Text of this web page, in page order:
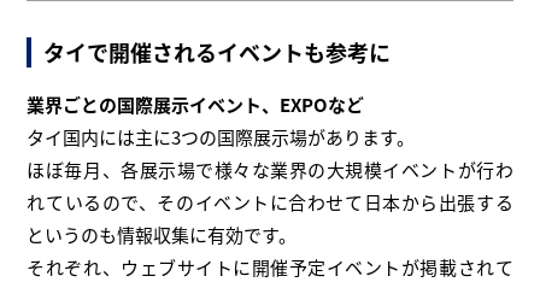
タイで開催されるイベントも参考に
業界ごとの国際展示イベント、EXPOなど
タイ国内には主に3つの国際展示場があります。
ほぼ毎月、各展示場で様々な業界の大規模イベントが行わ
れているので、そのイベントに合わせて日本から出張する
というのも情報収集に有効です。
それぞれ、ウェブサイトに開催予定イベントが掲載されて